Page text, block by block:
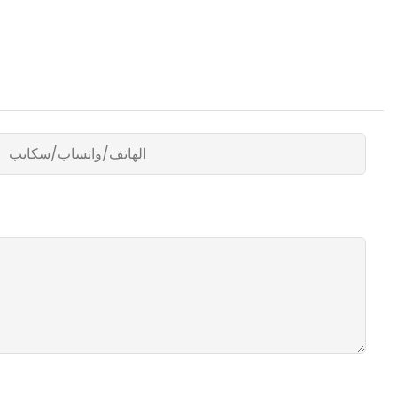
الهاتف/واتساب/سكايب